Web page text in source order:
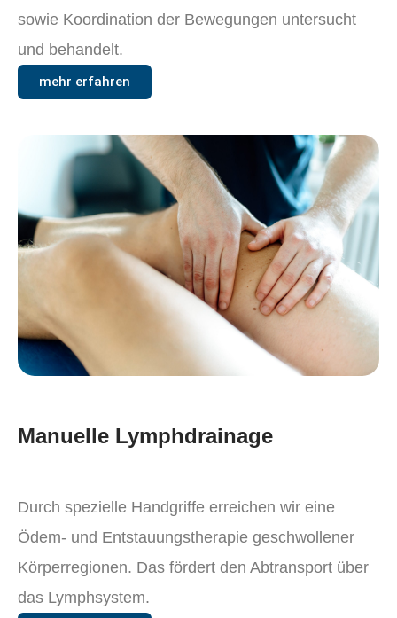
sowie Koordination der Bewegungen untersucht
und behandelt.
mehr erfahren
Manuelle Lymphdrainage
Durch spezielle Handgriffe erreichen wir eine
Ödem- und Entstauungstherapie geschwollener
Körperregionen. Das fördert den Abtransport über
das Lymphsystem.